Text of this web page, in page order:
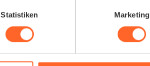
Statistiken Marketing